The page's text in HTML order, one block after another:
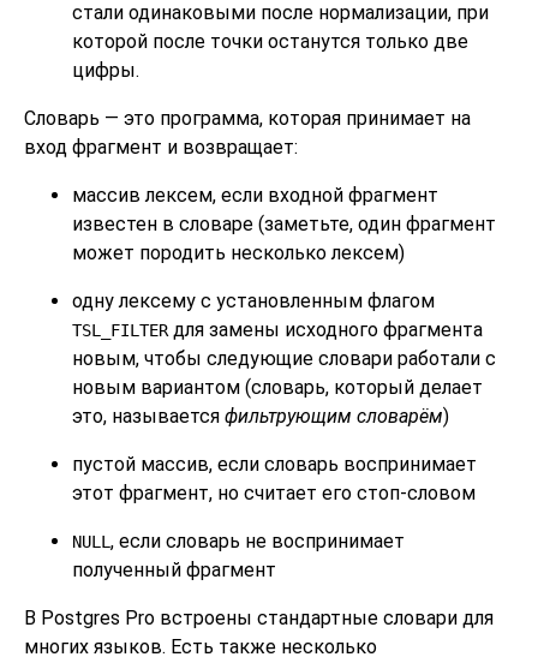
стали одинаковыми после нормализации, при
которой после точки останутся только две
цифры.
Словарь — это программа, которая принимает на
вход фрагмент и возвращает:
массив лексем, если входной фрагмент
известен в словаре (заметьте, один фрагмент
может породить несколько лексем)
одну лексему с установленным флагом
TSL_FILTERдля замены исходного фрагмента
новым, чтобы следующие словари работали с
новым вариантом (словарь, который делает
это, называется фильтрующим словарём)
пустой массив, если словарь воспринимает
этот фрагмент, но считает его стоп-словом
NULL , если словарь не воспринимает
полученный фрагмент
В Postgres Pro встроены стандартные словари для
многих языков. Есть также несколько